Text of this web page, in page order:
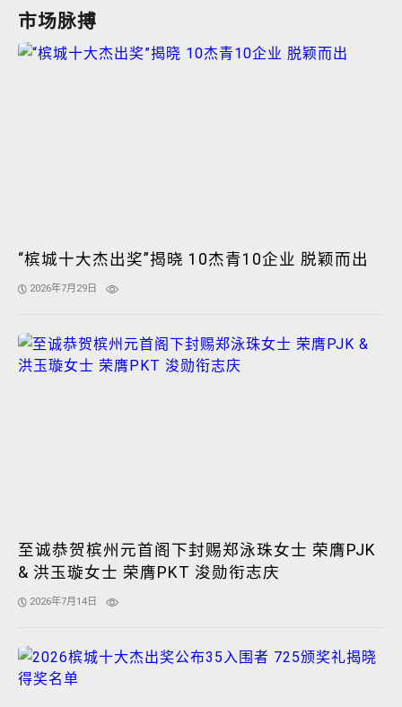
市场脉搏
“槟城十大杰出奖”揭晓 10杰青10企业 脱颖而出
2026年7月29日
至诚恭贺槟州元首阁下封赐郑泳珠女士 荣膺PJK
& 洪玉璇女士 荣膺PKT 浚勋衔志庆
2026年7月14日